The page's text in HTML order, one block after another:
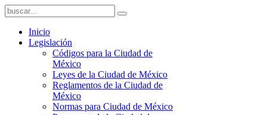
Inicio
Legislación
Códigos para la Ciudad de
México
Leyes de la Ciudad de México
Reglamentos de la Ciudad de
México
Normas para Ciudad de México